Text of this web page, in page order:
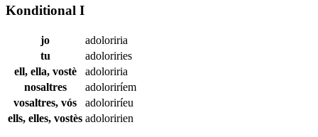
Konditional I
jo
adoloriria
tu
adoloriries
ell, ella, vostè
adoloriria
nosaltres
adoloriríem
vosaltres, vós
adoloriríeu
ells, elles, vostès adoloririen